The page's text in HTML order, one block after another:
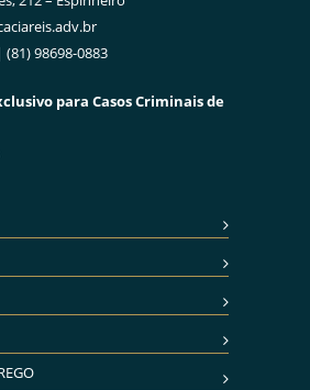
98698-0883
para Casos Criminais de